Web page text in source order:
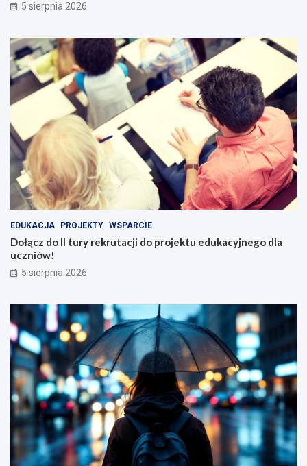
5 sierpnia 2026
EDUKACJA PROJEKTY WSPARCIE
Dołącz do II tury rekrutacji do projektu edukacyjnego dla
uczniów!
5 sierpnia 2026